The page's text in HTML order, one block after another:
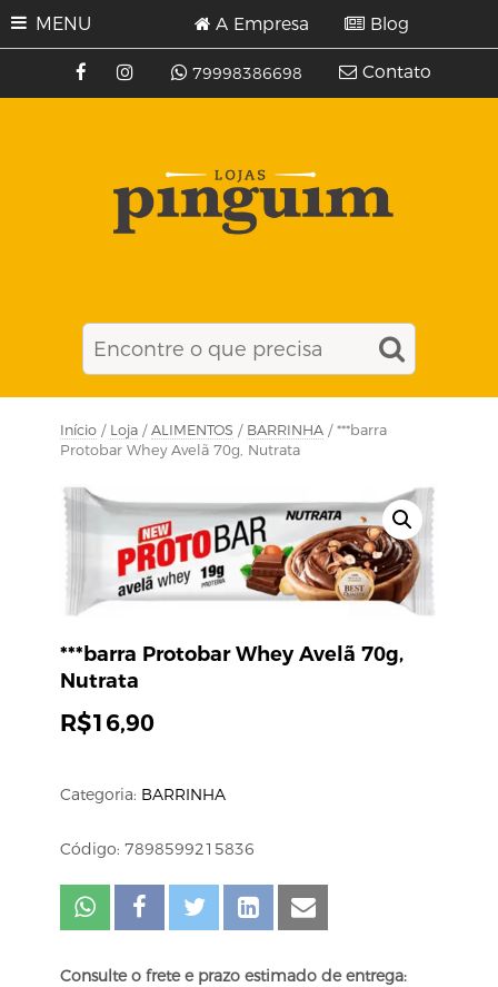
MENU
79998386698
A Empresa Blog
Contato
Início / Loja / ALIMENTOS / BARRINHA / ***barra
Protobar Whey Avelã 70g, Nutrata
***barra Protobar Whey Avelã 70g,
Nutrata
R$16,90
Categoria: BARRINHA
Código: 7898599215836
Consulte o frete e prazo estimado de entrega: